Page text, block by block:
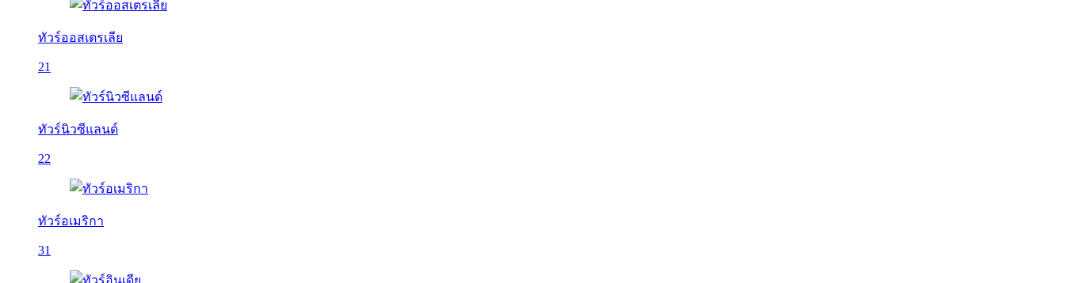
ทัวร์ออสเตรเลีย
21
ทัวร์นิวซีแลนด์
22
ทัวร์อเมริกา
31